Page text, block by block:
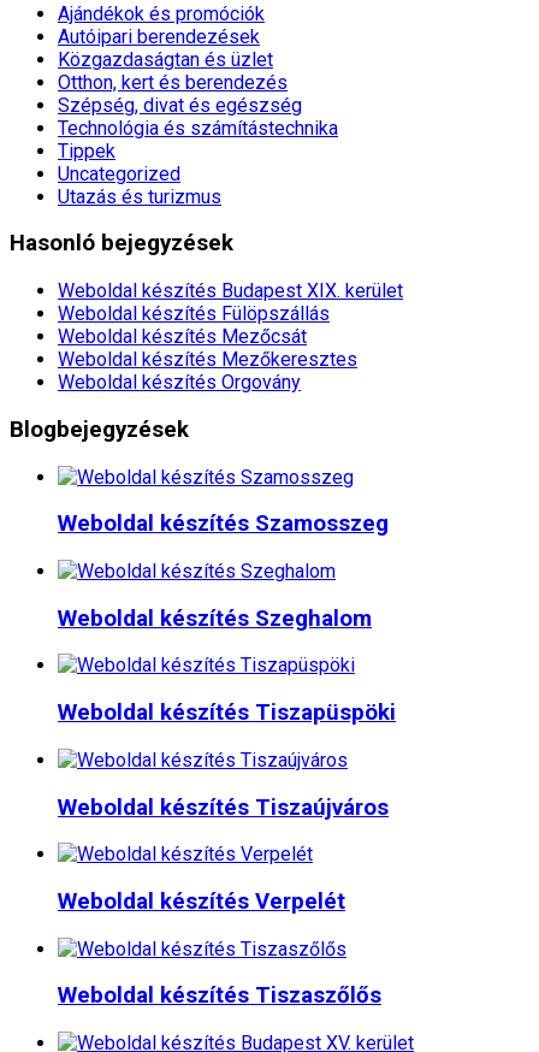
Ajándékok és promóciók
Autóipari berendezések
Közgazdaságtan és üzlet
Otthon, kert és berendezés
Szépség, divat és egészség
Technológia és számítástechnika
Tippek
Uncategorized
Utazás és turizmus
Hasonló bejegyzések
Weboldal készítés​ Budapest XIX. kerület
Weboldal készítés​ Fülöpszállás
Weboldal készítés​ Mezőcsát
Weboldal készítés​ Mezőkeresztes
Weboldal készítés​ Orgovány
Blogbejegyzések
Weboldal készítés​ Szamosszeg
Weboldal készítés​ Szeghalom
Weboldal készítés​ Tiszapüspöki
Weboldal készítés​ Tiszaújváros
Weboldal készítés​ Verpelét
Weboldal készítés​ Tiszaszőlős